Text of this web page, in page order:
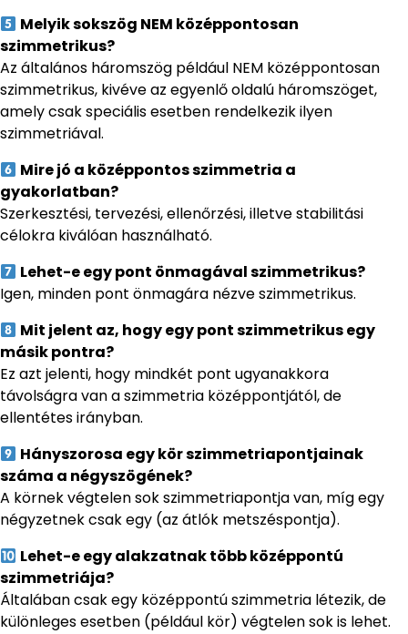
Melyik sokszög NEM középpontosan
szimmetrikus?
Az általános háromszög például NEM középpontosan
szimmetrikus, kivéve az egyenlő oldalú háromszöget,
amely csak speciális esetben rendelkezik ilyen
szimmetriával.
Mire jó a középpontos szimmetria a
gyakorlatban?
Szerkesztési, tervezési, ellenőrzési, illetve stabilitási
célokra kiválóan használható.
Lehet-e egy pont önmagával szimmetrikus?
Igen, minden pont önmagára nézve szimmetrikus.
Mit jelent az, hogy egy pont szimmetrikus egy
másik pontra?
Ez azt jelenti, hogy mindkét pont ugyanakkora
távolságra van a szimmetria középpontjától, de
ellentétes irányban.
Hányszorosa egy kör szimmetriapontjainak
száma a négyszögének?
A körnek végtelen sok szimmetriapontja van, míg egy
négyzetnek csak egy (az átlók metszéspontja).
Lehet-e egy alakzatnak több középpontú
szimmetriája?
Általában csak egy középpontú szimmetria létezik, de
különleges esetben (például kör) végtelen sok is lehet.